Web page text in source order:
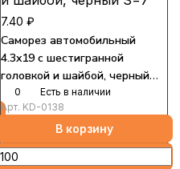
7.40 ₽
Саморез автомобильный
4.3x19 с шестигранной
головкой и шайбой, черный
S=7
0
Есть в наличии
Арт. KD-0138
В корзину